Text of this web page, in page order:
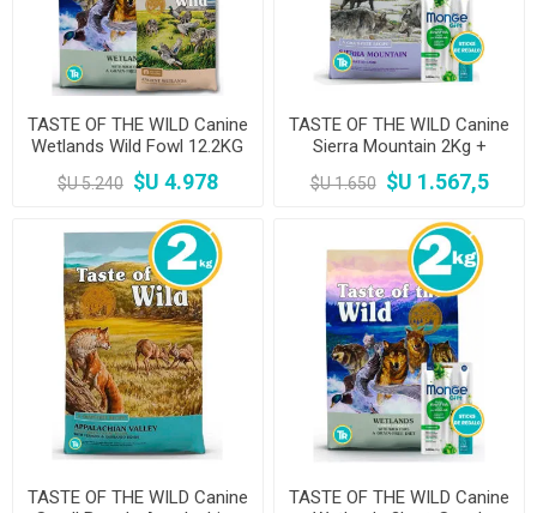
TASTE OF THE WILD Canine
Wetlands Wild Fowl 12.2KG
+ TOW Ancient Wetlands
2kg
$U 5.240 $U 4.978
TASTE OF THE WILD Canine
Sierra Mountain 2Kg +
Snack Monge
$U 1.650 $U 1.567,5
TASTE OF THE WILD Canine
TASTE OF THE WILD Canine